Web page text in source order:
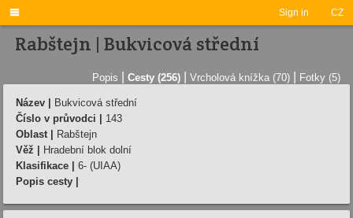
Sign in CZ

Rabštejn | Bukvicová střední
Popis Cesty (256) Vrcholová knížka (70) Fotky (5)
Název |
Bukvicová střední
Číslo v průvodci |
143
Oblast |
Rabštejn
Věž |
Hradební blok dolní
Klasifikace |
6- (UIAA)
Popis cesty |